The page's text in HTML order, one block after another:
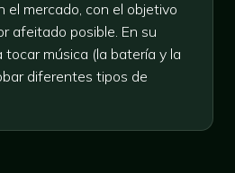
el mercado, con el objetivo
afeitado posible. En su
música (la batería y la
diferentes tipos de